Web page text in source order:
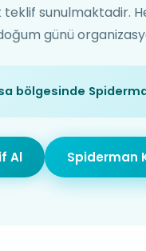
sunulmaktadir.
günü
bölgesinde
Al Spiderman